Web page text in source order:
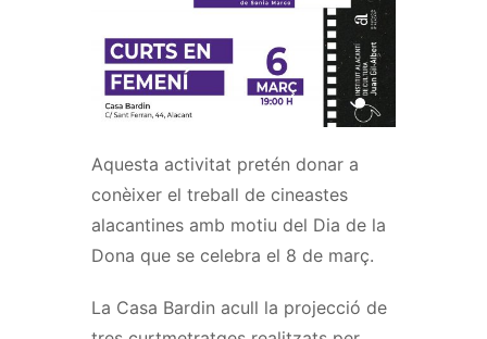
Aquesta activitat pretén donar a
conèixer el treball de cineastes
alacantines amb motiu del Dia de la
Dona que se celebra el 8 de març.
La Casa Bardin acull la projecció de